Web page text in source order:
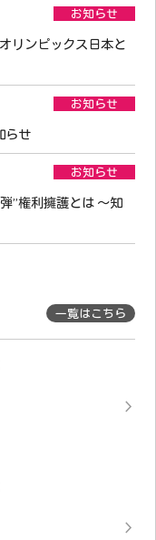
お知らせ
リンピックス日本と
お知らせ
らせ
お知らせ
”権利擁護とは ～知
一覧はこちら